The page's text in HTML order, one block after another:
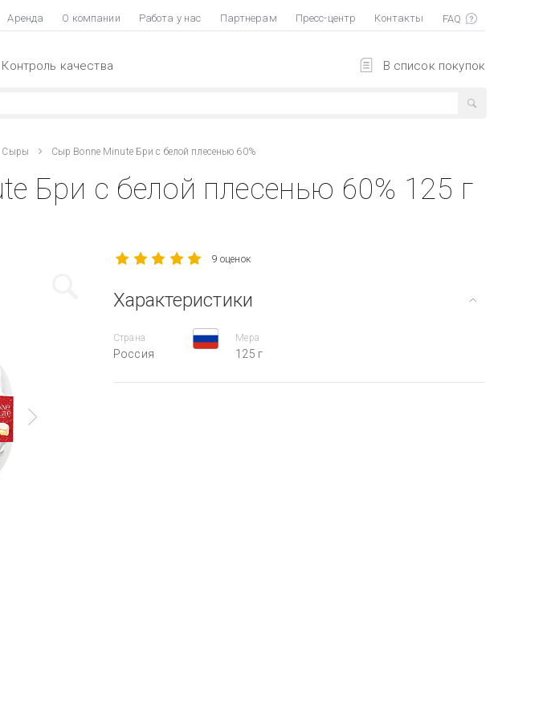
Аренда О компании Работа у нас Партнерам Пресс-центр Контакты
В список покупок
Контроль качества
Сыры Сыр Bonne Minute Бри с белой плесенью 60%
Бри с белой плесенью 60% 125 г
9 оценок
Характеристики
Страна
Россия
Мера
125 г